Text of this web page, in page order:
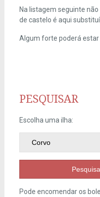
Na listagem seguinte
de castelo é aqui
Algum forte poderá estar
PESQUISAR
Escolha uma ilha:
Pode encomendar os